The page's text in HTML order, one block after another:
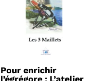
Pour enrichir
l’égrégore : L’atelier